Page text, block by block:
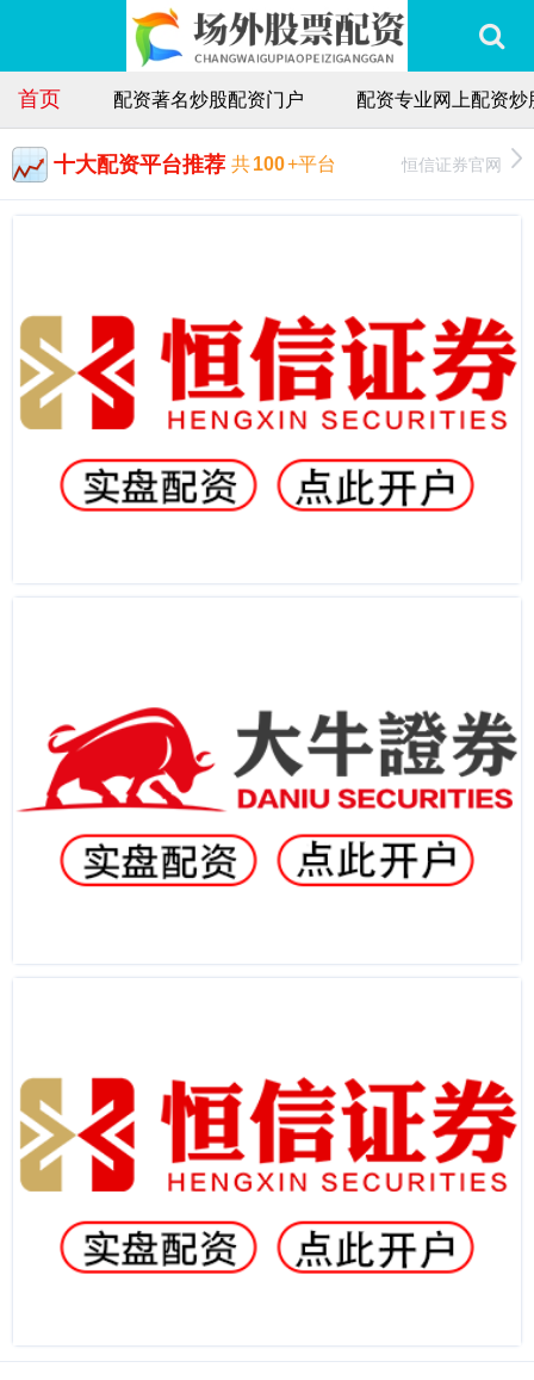
首页 配资著名炒股配资门户 配资专业网上配资炒
十大配资平台推荐 共100+平台 恒信证券官网